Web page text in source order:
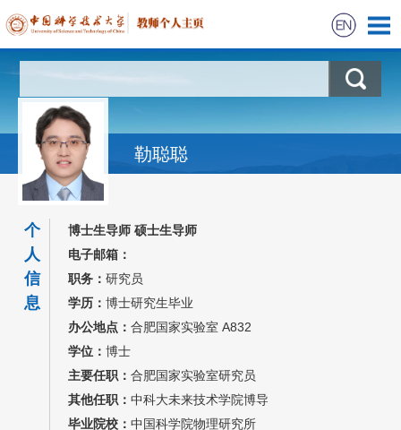
科学研究
教学信息
获奖信息
招生信息
勒聪聪
个
人
信
息
博士生导师 硕士生导师
电子邮箱：
职务： 研究员
学历： 博士研究生毕业
办公地点： 合肥国家实验室 A832
学位： 博士
主要任职： 合肥国家实验室研究员
其他任职： 中科大未来技术学院博导
毕业院校： 中国科学院物理研究所